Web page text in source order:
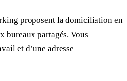
proposent la domiciliation en
bureaux partagés. Vous
et d’une adresse